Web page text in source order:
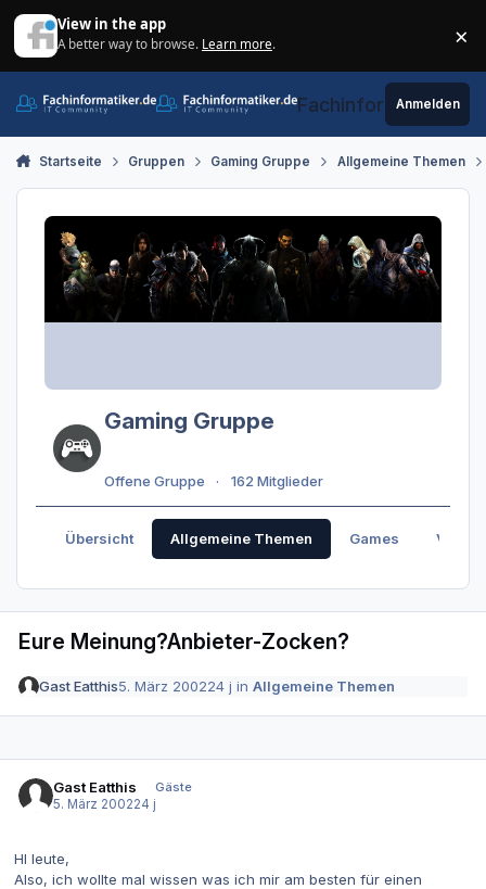
View in the app
A better way to browse. Learn more. ×
Fachinformatiker.de
Anmelden
Startseite Gruppen Gaming Gruppe Allgemeine Themen
Gaming Gruppe
Offene Gruppe 162 Mitglieder
Übersicht Allgemeine Themen Games
Eure Meinung?Anbieter-Zocken?
Gast Eatthis5. März 200224 j inAllgemeine Themen
Gast Eatthis
Gäste
5. März 200224 j
HI leute,
Also, ich wollte mal wissen was ich mir am besten für einen